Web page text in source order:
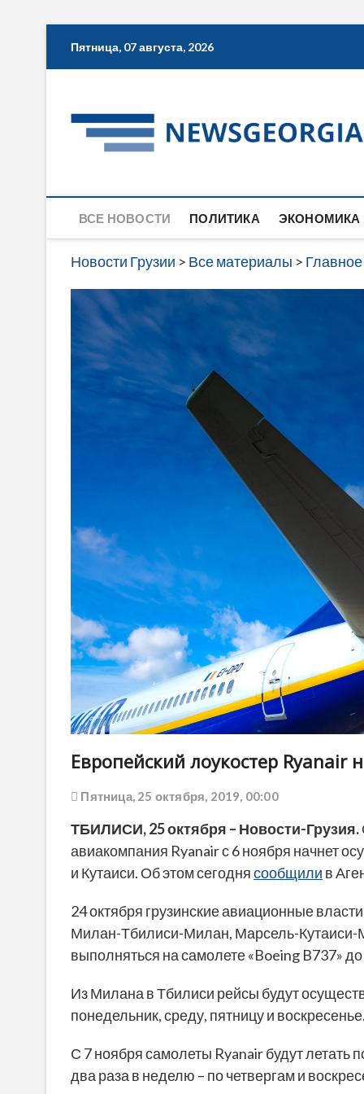
Пятница, 07 августа, 2026
ВСЕ НОВОСТИ ПОЛИТИКА ЭКОНОМИКА
Новости Грузии > Все материалы > Главное
Европейский лоукостер Ryanair
Пятница, 25 октября, 2019, 00:00
ТБИЛИСИ, 25 октября – Новости-Грузия.
авиакомпания Ryanair с 6 ноября начнет
и Кутаиси. Об этом сегоднясообщили в
24 октября грузинские авиационные
Милан-Тбилиси-Милан, Марсель-Кутаиси-
выполняться на самолете «Boeing B737»
Из Милана в Тбилиси рейсы будут
понедельник, среду, пятницу и
С 7 ноября самолеты Ryanair будут
два раза в неделю – по четвергам и